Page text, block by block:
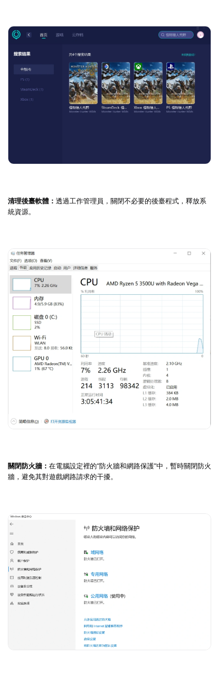
清理後臺軟體： 透過工作管理員，關閉不必要的後臺程式，釋放系
統資源。
關閉防火牆： 在電腦設定裡的“防火牆和網路保護”中，暫時關閉防火
牆，避免其對遊戲網路請求的干擾。